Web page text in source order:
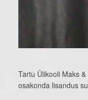
Tartu Ülikooli Maks
osakonda lisandus